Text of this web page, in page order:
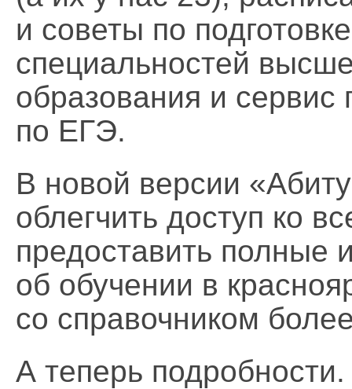
и советы по
специальностей
образования и сервис
по ЕГЭ.
В новой версии
облегчить доступ ко
предоставить полные
об обучении в
со справочником
А теперь подробности.